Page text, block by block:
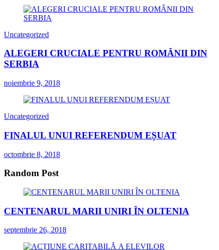
Uncategorized
ALEGERI CRUCIALE PENTRU ROMÂNII DIN
SERBIA
noiembrie 9, 2018
Uncategorized
FINALUL UNUI REFERENDUM EȘUAT
octombrie 8, 2018
Random Post
CENTENARUL MARII UNIRI ÎN OLTENIA
septembrie 26, 2018